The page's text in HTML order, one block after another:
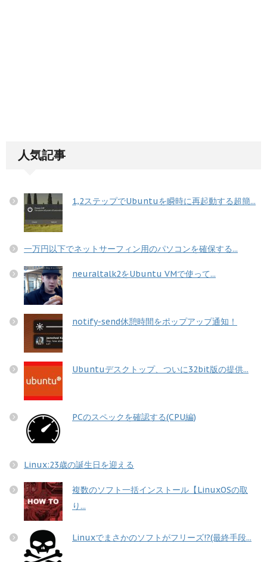
人気記事
1,2ステップでUbuntuを瞬時に再起動する超簡...
一万円以下でネットサーフィン用のパソコンを確保する...
neuraltalk2をUbuntu VMで使って...
notify-send休憩時間をポップアップ通知！
Ubuntuデスクトップ、ついに32bit版の提供...
PCのスペックを確認する(CPU編)
Linux:23歳の誕生日を迎える
複数のソフト一括インストール【LinuxOSの取
り...
Linuxでまさかのソフトがフリーズ!?(最終手段...